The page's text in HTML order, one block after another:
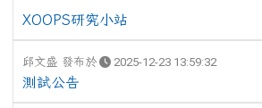
XOOPS研究小站
邱文盛 發布於 2025-12-23 13:59:32
測試公告